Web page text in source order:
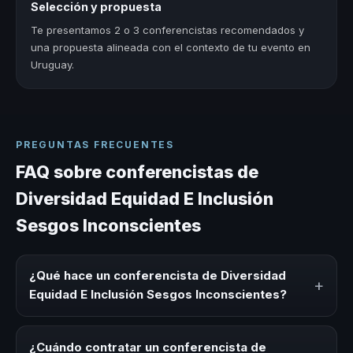
Selección y propuesta
Te presentamos 2 o 3 conferencistas recomendados y
una propuesta alineada con el contexto de tu evento en
Uruguay.
PREGUNTAS FRECUENTES
FAQ sobre conferencistas de
Diversidad Equidad E Inclusión
Sesgos Inconscientes
¿Qué hace un conferencista de Diversidad
Equidad E Inclusión Sesgos Inconscientes?
+
Sesgos Inconscientes es un experto que comparte
¿Cuándo contratar un conferencista de